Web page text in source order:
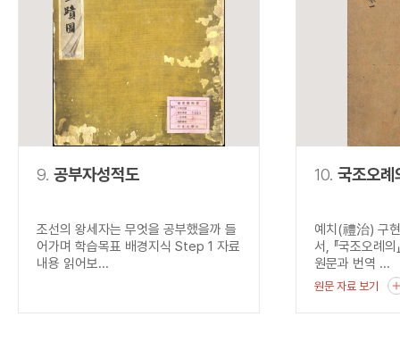
9. 공부자성적도
조선의 왕세자는 무엇을 공부했을까 들
어가며 학습목표 배경지식 Step 1 자료
내용 읽어보...
10. 국조오례
예치(禮治) 구
서, 『국조오례
원문과 번역 ...
원문 자료 보기